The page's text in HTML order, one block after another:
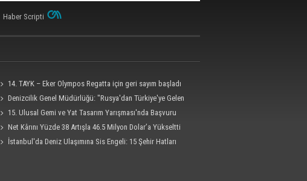
Haber Scripti
14. TAYK – Eker Olympos Regatta için geri sayım başladı
Denizcilik Genel Müdürlüğü: "Rusya'dan Türkiye'ye Gelen
Ro-Ro Gemisi Dron Saldırısına Uğradı"
15. Ulusal Gemi ve Yat Tasarım Yarışması'nda Başvuru
Süresi 4 Eylül'e Uzatıldı
Net Kârını Yüzde 38 Artışla 46.5 Milyon Dolar’a Yükseltti
İstanbul'da Deniz Ulaşımına Sis Engeli: 15 Şehir Hatları